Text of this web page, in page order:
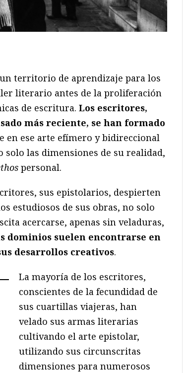
territorio de aprendizaje para los
literario antes de la proliferación
de escritura. Los escritores,
más reciente, se han formado
en ese arte efímero y bidireccional
las dimensiones de su realidad,
personal.
sus epistolarios, despierten
estudiosos de sus obras, no solo
acercarse, apenas sin veladuras,
dominios suelen encontrarse en
desarrollos creativos.
La mayoría de los escritores,
conscientes de la fecundidad de
sus cuartillas viajeras, han
velado sus armas literarias
cultivando el arte epistolar,
utilizando sus circunscritas
dimensiones para numerosos